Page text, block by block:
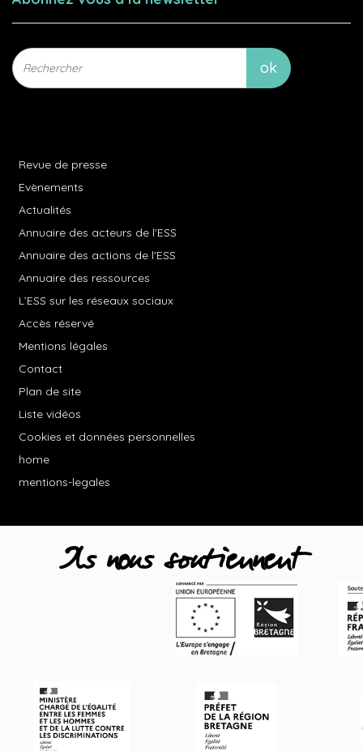
Revue de presse
Evènements
Actualités
Annuaire des acteurs de l'ESS
Annuaire des actions de l'ESS
Annuaire des ressources
L’ESS sur les réseaux sociaux
Accès réservé
Mentions légales
Contact
Plan de site
Liste vidéos
Cookies et données personnelles
home
mentions-legales
Ils nous soutiennent